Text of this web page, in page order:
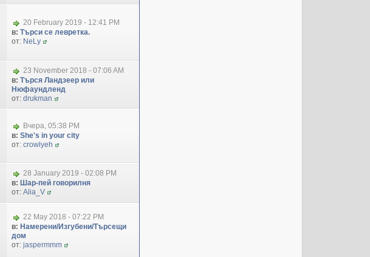
20 February 2019 - 12:41 PM
в: Търси се левретка.
от: NeLy
23 November 2018 - 07:06 AM
в: Търся Ландзеер или
Нюфаундленд
от: drukman
Вчера, 05:38 PM
в: She's in your city
от: crowlyeh
28 January 2019 - 02:08 PM
в: Шар-пей говорилня
от: Alia_V
22 May 2018 - 07:22 PM
в: Намерени/Изгубени/Търсещи
дом
от: jaspermmm